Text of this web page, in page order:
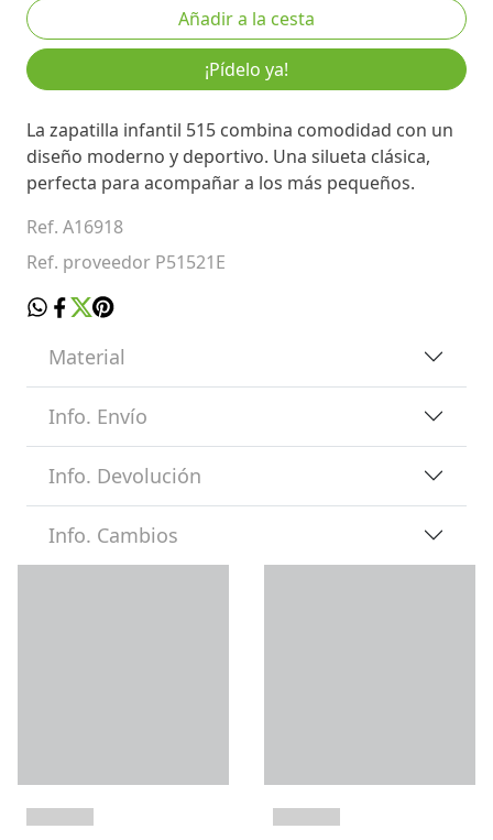
¡Pídelo ya!
La zapatilla infantil 515 combina comodidad con un
diseño moderno y deportivo. Una silueta clásica,
perfecta para acompañar a los más pequeños.
Ref. A16918
Ref. proveedor P51521E
Material
Info. Envío
Info. Devolución
Info. Cambios